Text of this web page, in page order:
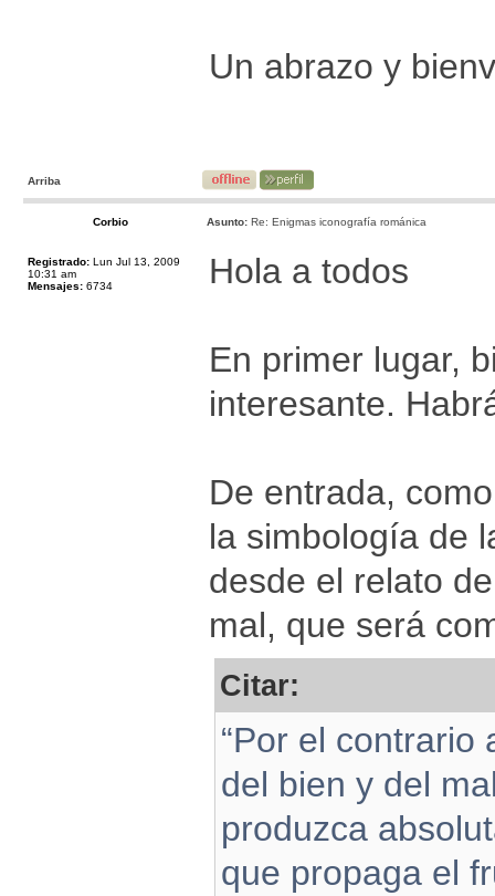
Un abrazo y
Arriba
Corbio Asunto: Re: Enigmas iconografía románica
Registrado: Lun Jul 13, 2009
10:31 am
Mensajes: 6734 Hola a todos
En primer lugar,
interesante.
De entrada,
la simbología de
desde el relato
mal, que será
Citar:
“Por el
del bien y del
produzca
que propaga el